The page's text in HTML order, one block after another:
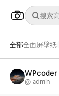
全部全面屏壁纸
WPcoder
@ admin